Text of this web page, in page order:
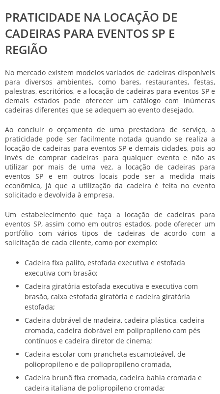
PRATICIDADE NA LOCAÇÃO DE
CADEIRAS PARA EVENTOS SP E
REGIÃO
No mercado existem modelos variados de cadeiras disponíveis
para diversos ambientes, como bares, restaurantes, festas,
palestras, escritórios, e a locação de cadeiras para eventos SPe
demais estados pode oferecer um catálogo com inúmeras
cadeiras diferentes que se adequem ao evento desejado.
Ao concluir o orçamento de uma prestadora de serviço, a
praticidade pode ser facilmente notada quando se realiza a
locação de cadeiras para eventos SP e demais cidades, pois ao
invés de comprar cadeiras para qualquer evento e não as
utilizar por mais de uma vez, a locação de cadeiras para
eventos SP e em outros locais pode ser a medida mais
econômica, já que a utilização da cadeira é feita no evento
solicitado e devolvida à empresa.
Um estabelecimento que faça a locação de cadeiras para
eventos SP, assim como em outros estados, pode oferecer um
portfólio com vários tipos de cadeiras de acordo com a
solicitação de cada cliente, como por exemplo:
Cadeira fixa palito, estofada executiva e estofada
executiva com brasão;
Cadeira giratória estofada executiva e executiva com
brasão, caixa estofada giratória e cadeira giratória
estofada;
Cadeira dobrável de madeira, cadeira plástica, cadeira
cromada, cadeira dobrável em polipropileno com pés
contínuos e cadeira diretor de cinema;
Cadeira escolar com prancheta escamoteável, de
poliopropileno e de poliopropileno cromada,
Cadeira brunô fixa cromada, cadeira bahia cromada e
cadeira italiana de polipropileno cromada;